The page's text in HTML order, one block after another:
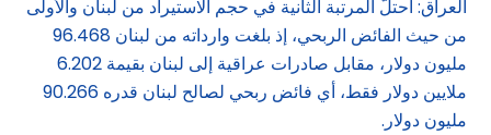
العراق: احتلّ المرتبة الثانية في حجم الاستيراد من لبنان والأولى
من حيث الفائض الربحي، إذ بلغت وارداته من لبنان 96.468
مليون دولار، مقابل صادرات عراقية إلى لبنان بقيمة 6.202
ملايين دولار فقط، أي فائض ربحي لصالح لبنان قدره 90.266
مليون دولار.